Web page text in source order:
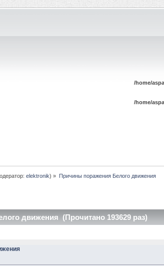
/home/
/home/
elektronik) » Причины поражения Белого движения
движения (Прочитано 193629 раз)